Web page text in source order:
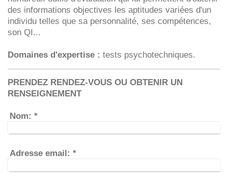
des informations objectives les aptitudes variées d'un
individu telles que sa personnalité, ses compétences,
son QI...
Domaines d'expertise : tests psychotechniques.
PRENDEZ RENDEZ-VOUS OU OBTENIR UN
RENSEIGNEMENT
Nom: *
Adresse email: *